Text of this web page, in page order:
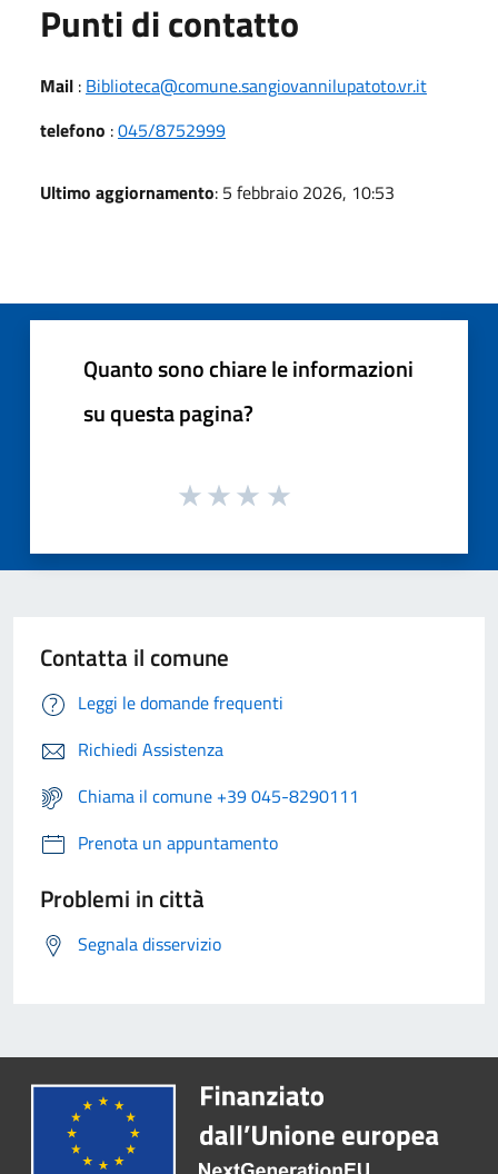
Punti di contatto
Mail : Biblioteca@comune.sangiovannilupatoto.vr.it
telefono :045/8752999
Ultimo aggiornamento: 5 febbraio 2026, 10:53
Quanto sono chiare le informazioni
su questa pagina?
Contatta il comune
Leggi le domande frequenti
Richiedi Assistenza
Chiama il comune +39 045-8290111
Prenota un appuntamento
Problemi in città
Segnala disservizio